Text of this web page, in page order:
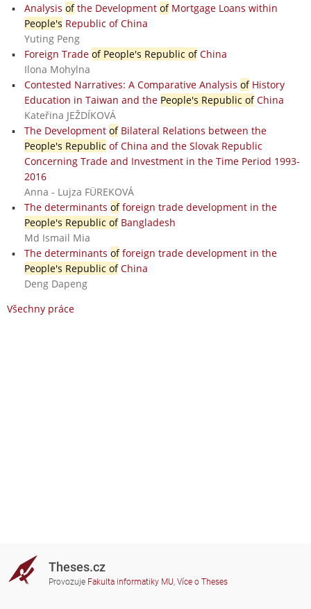
Analysis ofthe Development ofMortgage Loans within
People's Republic of China
Yuting Peng
Foreign Trade of People's Republic ofChina
Ilona Mohylna
Contested Narratives: A Comparative Analysis ofHistory
Education in Taiwan and the People's Republic ofChina
Kateřina JEŽDÍKOVÁ
The Development ofBilateral Relations between the
People's Republic of China and the Slovak Republic
Concerning Trade and Investment in the Time Period 1993-
2016
Anna - Lujza FÜREKOVÁ
The determinants offoreign trade development in the
People's Republic ofBangladesh
Md Ismail Mia
The determinants offoreign trade development in the
People's Republic ofChina
Deng Dapeng
Všechny práce
Theses.cz
Provozuje Fakulta informatiky MU, Více o Theses